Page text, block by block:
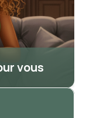
vous